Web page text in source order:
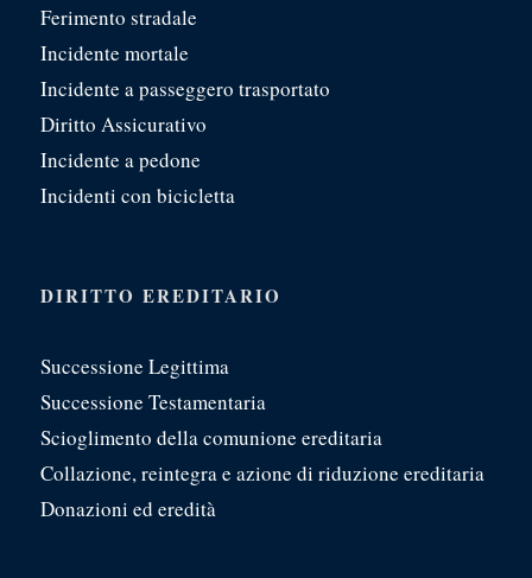
Ferimento stradale
Incidente mortale
Incidente a passeggero trasportato
Diritto Assicurativo
Incidente a pedone
Incidenti con bicicletta
DIRITTO EREDITARIO
Successione Legittima
Successione Testamentaria
Scioglimento della comunione ereditaria
Collazione, reintegra e azione di riduzione ereditaria
Donazioni ed eredità